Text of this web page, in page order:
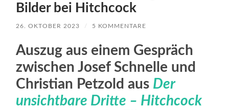
Bilder bei Hitchcock
26. OKTOBER 2023 / 5 KOMMENTARE
Auszug aus einem Gespräch
zwischen Josef Schnelle und
Christian Petzold aus Der
unsichtbare Dritte – Hitchcock